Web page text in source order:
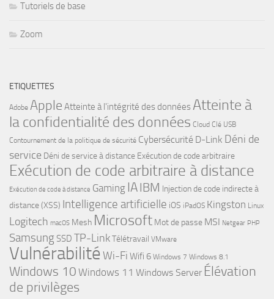
Tutoriels de base
Zoom
ETIQUETTES
Adobe Apple Atteinte à l'intégrité des donnéesAtteinte à
la confidentialité des données Cloud Clé USB
Contournement de la politique de sécurité Cybersécurité D-Link Déni de
service Déni de service à distance Exécution de code arbitraire
Exécution de code arbitraire à distance
Exécution de code à distance Gaming IAIBM Injection de code indirecte à
distance (XSS) Intelligence artificielle iOS iPadOS Kingston Linux
Logitech macOS Mesh Microsoft Mot de passe MSI Netgear PHP
Samsung SSD TP-LinkTélétravail VMware
VulnérabilitéWi-Fi Wifi 6 Windows 7 Windows 8.1
Windows 10 Windows 11 Windows Server Élévation
de privilèges